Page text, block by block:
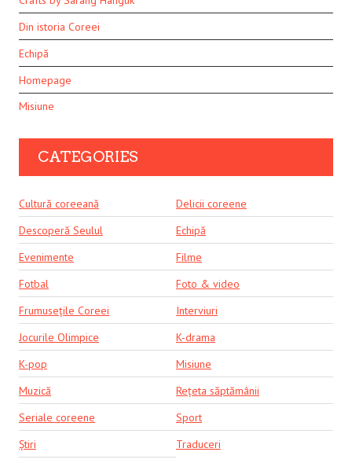
Din istoria Coreei
Echipă
Homepage
Misiune
CATEGORIES
Cultură coreeană
Delicii coreene
Descoperă Seulul
Echipă
Evenimente
Filme
Fotbal
Foto & video
Frumusețile Coreei
Interviuri
Jocurile Olimpice
K-drama
K-pop
Misiune
Muzică
Rețeta săptămânii
Seriale coreene
Sport
Știri
Traduceri